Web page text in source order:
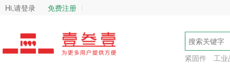
Hi,请登录 免费注册
紧固件 工业